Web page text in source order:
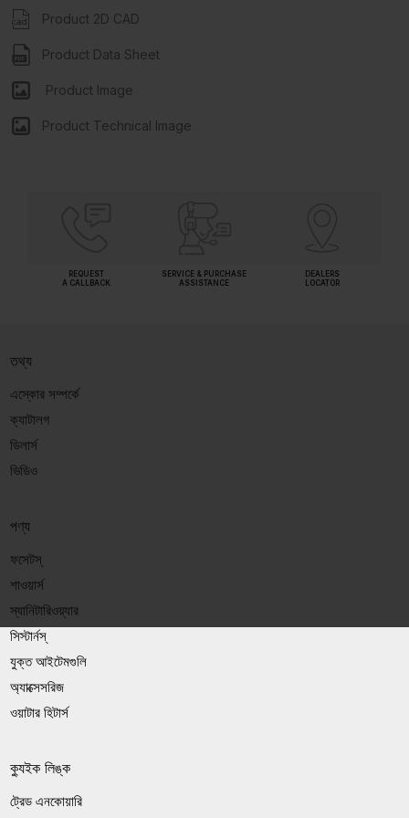
Product 2D CAD
Product Data Sheet
Product Image
Product Technical Image
REQUEST
A CALLBACK
SERVICE & PURCHASE
ASSISTANCE
DEALERS
LOCATOR
তথ্য
এস্কোর সম্পর্কে
ক্যাটালগ
ডিলার্স
ভিডিও
পণ্য
ফসেটস্
শাওয়ার্স
স্যানিটারিওয়্যার
সিস্টার্নস্
যুক্ত আইটেমগুলি
অ্যাক্সেসরিজ
ওয়াটার হিটার্স
ক্যুইক লিঙ্ক
ট্রেড এনকোয়ারি